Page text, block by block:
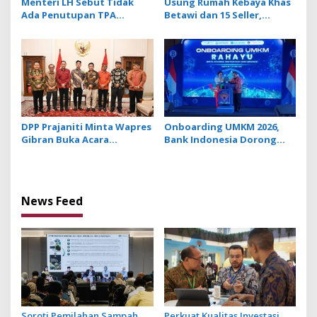
Ada Penutupan TPA
Dumping yang Disetop
Betawi dan 15 Seller,
Kota Global Berbasis
Budaya di BBTF 2026
DPP Prajaniti Minta Wapres
Gibran Buka Acara
Onboarding UMKM 2026,
Bank Indonesia Dorong
News Feed